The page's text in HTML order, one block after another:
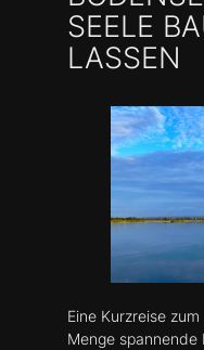
SEELE
LASSEN
Eine Kurzreise
Menge